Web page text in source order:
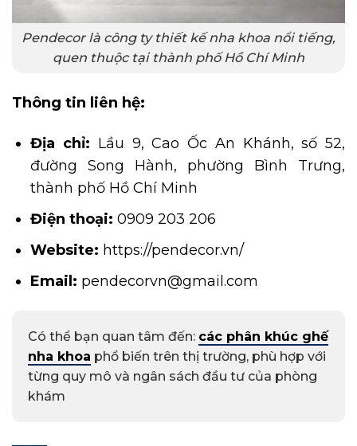
Pendecor là công ty thiết kế nha khoa nổi tiếng,
quen thuộc tại thành phố Hồ Chí Minh
Thông tin liên hệ:
Địa chỉ: Lầu 9, Cao Ốc An Khánh, số 52,
đường Song Hành, phường Bình Trưng,
thành phố Hồ Chí Minh
Điện thoại: 0909 203 206
Website: https://pendecor.vn/
Email: pendecorvn@gmail.com
Có thể bạn quan tâm đến: các phân khúc ghế
nha khoa phổ biến trên thị trường, phù hợp với
từng quy mô và ngân sách đầu tư của phòng
khám